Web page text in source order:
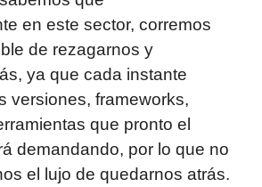
en este sector, corremos
de rezagarnos y
ya que cada instante
versiones, frameworks,
que pronto el
demandando, por lo que no
el lujo de quedarnos atrás.